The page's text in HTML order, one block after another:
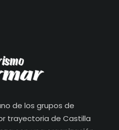
de los grupos de
trayectoria de Castilla